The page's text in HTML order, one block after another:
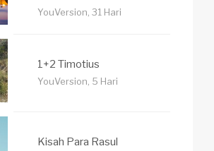
YouVersion, 31 Hari
1+2 Timotius
YouVersion, 5 Hari
Kisah Para Rasul